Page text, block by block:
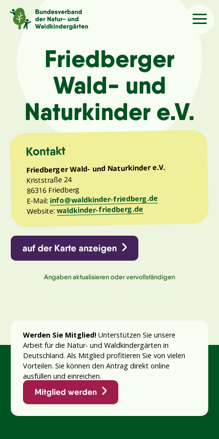
Sprache/Language
Über uns
Kindergärten
Angebote
Kontakt
Friedberger
Wald- und
Naturkinder e.V.
Kontakt
Friedberger Wald- und Naturkinder e.V.
Kriststraße 24
86316 Friedberg
E-Mail: info@waldkinder-friedberg.de
Website:waldkinder-friedberg.de
auf der Karte anzeigen
Angaben aktualisieren oder vervollständigen
Werden Sie Mitglied!Unterstützen Sie unsere
Arbeit für die Natur- und Waldkindergärten in
Deutschland. Als Mitglied profitieren Sie von vielen
Vorteilen. Sie können den Antrag direkt online
ausfüllen und einreichen.
Mitglied werden